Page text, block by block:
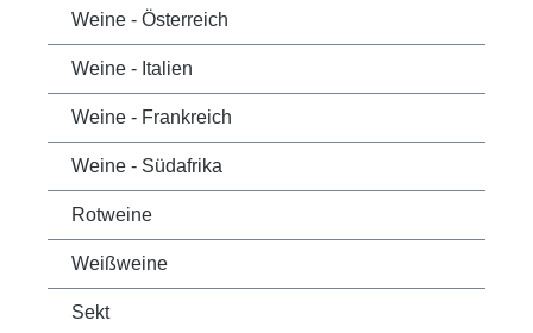
Weine - Österreich
Weine - Italien
Weine - Frankreich
Weine - Südafrika
Rotweine
Weißweine
Sekt